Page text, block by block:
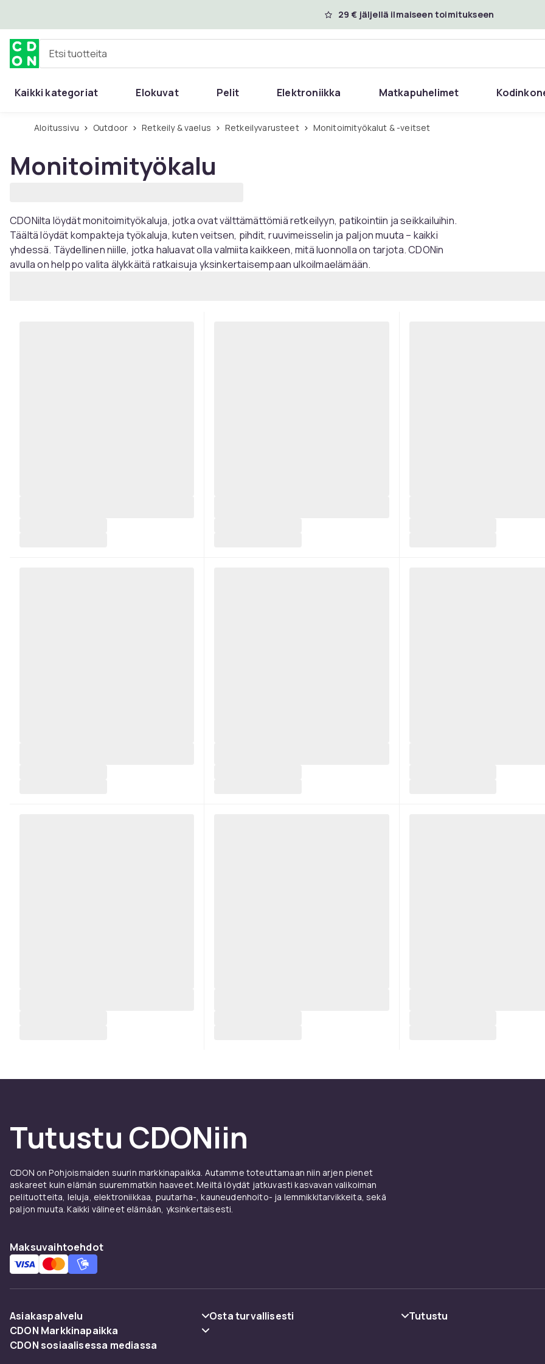
29 € jäljellä ilmaiseen toimitukseen
Etsi tuotteita
Kaikki kategoriat Elokuvat Pelit Elektroniikka Matkapuhelimet
Aloitussivu Outdoor Retkeily & vaelus Retkeilyvarusteet Monitoimityökalut & -veitset
Monitoimityökalu
CDONilta löydät monitoimityökaluja, jotka ovat välttämättömiä retkeilyyn, patikointiin ja seikkailuihin.
Täältä löydät kompakteja työkaluja, kuten veitsen, pihdit, ruuvimeisselin ja paljon muuta – kaikki
yhdessä. Täydellinen niille, jotka haluavat olla valmiita kaikkeen, mitä luonnolla on tarjota. CDONin
avulla on helppo valita älykkäitä ratkaisuja yksinkertaisempaan ulkoilmaelämään.
Tutustu CDONiin
CDON on Pohjoismaiden suurin markkinapaikka. Autamme toteuttamaan niin arjen pienet
askareet kuin elämän suuremmatkin haaveet. Meiltä löydät jatkuvasti kasvavan valikoiman
pelituotteita, leluja, elektroniikkaa, puutarha-, kauneudenhoito- ja lemmikkitarvikkeita, sekä
paljon muuta. Kaikki välineet elämään, yksinkertaisesti.
Maksuvaihtoehdot
Asiakaspalvelu
Usein kysyttyä (UKK)
Osta turvallisesti
Tutustu
CDON Markkinapaikka
Merchant Help Center
CDON sosiaalisessa mediassa